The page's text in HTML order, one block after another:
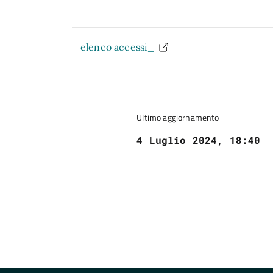
elenco accessi_
Ultimo aggiornamento
4 Luglio 2024, 18:40